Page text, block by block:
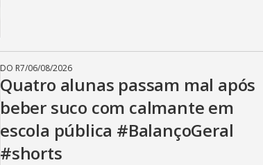
DO R7/06/08/2026
Quatro alunas passam mal após
beber suco com calmante em
escola pública #BalançoGeral
#shorts